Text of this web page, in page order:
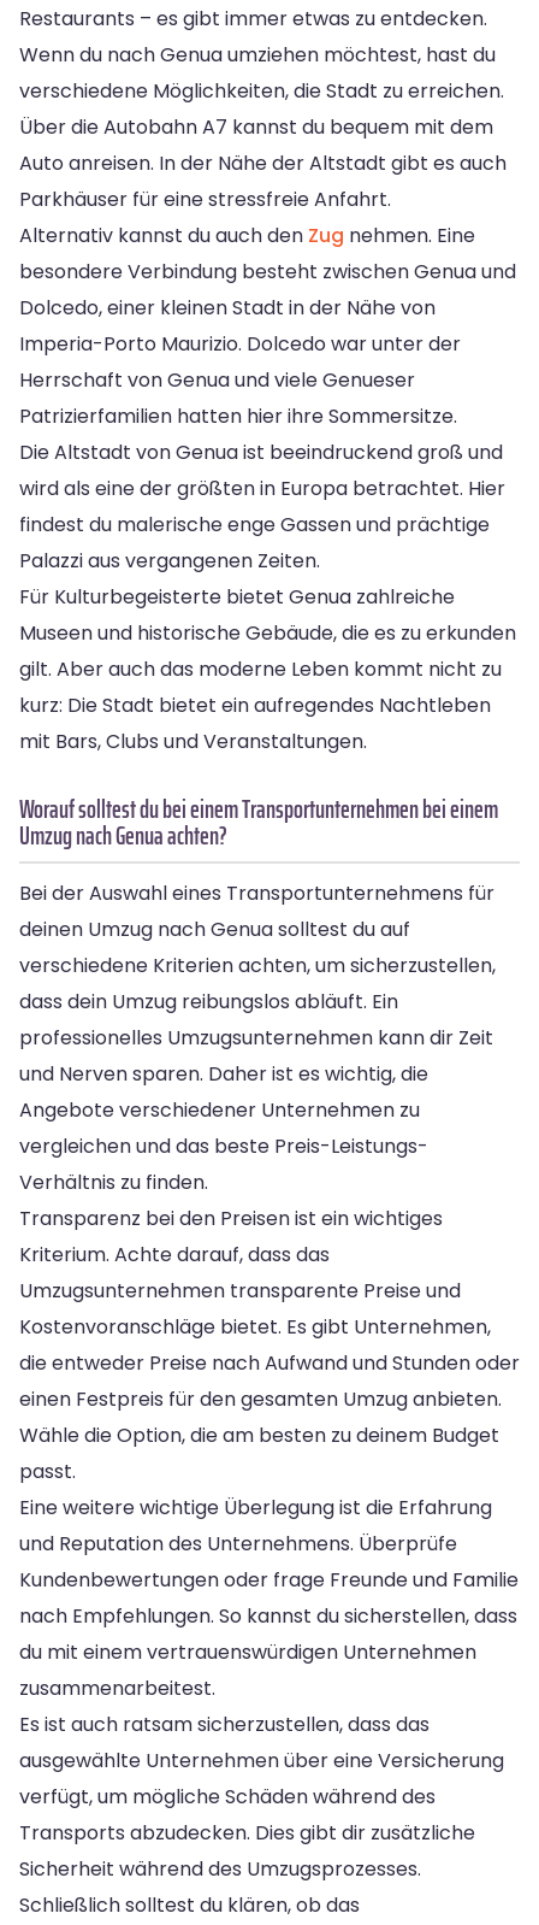
Restaurants – es gibt immer etwas zu entdecken.
Wenn du nach Genua umziehen möchtest, hast du
verschiedene Möglichkeiten, die Stadt zu erreichen.
Über die Autobahn A7 kannst du bequem mit dem
Auto anreisen. In der Nähe der Altstadt gibt es auch
Parkhäuser für eine stressfreie Anfahrt.
Alternativ kannst du auch den Zug nehmen. Eine
besondere Verbindung besteht zwischen Genua und
Dolcedo, einer kleinen Stadt in der Nähe von
Imperia-Porto Maurizio. Dolcedo war unter der
Herrschaft von Genua und viele Genueser
Patrizierfamilien hatten hier ihre Sommersitze.
Die Altstadt von Genua ist beeindruckend groß und
wird als eine der größten in Europa betrachtet. Hier
findest du malerische enge Gassen und prächtige
Palazzi aus vergangenen Zeiten.
Für Kulturbegeisterte bietet Genua zahlreiche
Museen und historische Gebäude, die es zu erkunden
gilt. Aber auch das moderne Leben kommt nicht zu
kurz: Die Stadt bietet ein aufregendes Nachtleben
mit Bars, Clubs und Veranstaltungen.
Worauf solltest du bei einem Transportunternehmen bei einem
Umzug nach Genua achten?
Bei der Auswahl eines Transportunternehmens für
deinen Umzug nach Genua solltest du auf
verschiedene Kriterien achten, um sicherzustellen,
dass dein Umzug reibungslos abläuft. Ein
professionelles Umzugsunternehmen kann dir Zeit
und Nerven sparen. Daher ist es wichtig, die
Angebote verschiedener Unternehmen zu
vergleichen und das beste Preis-Leistungs-
Verhältnis zu finden.
Transparenz bei den Preisen ist ein wichtiges
Kriterium. Achte darauf, dass das
Umzugsunternehmen transparente Preise und
Kostenvoranschläge bietet. Es gibt Unternehmen,
die entweder Preise nach Aufwand und Stunden oder
einen Festpreis für den gesamten Umzug anbieten.
Wähle die Option, die am besten zu deinem Budget
passt.
Eine weitere wichtige Überlegung ist die Erfahrung
und Reputation des Unternehmens. Überprüfe
Kundenbewertungen oder frage Freunde und Familie
nach Empfehlungen. So kannst du sicherstellen, dass
du mit einem vertrauenswürdigen Unternehmen
zusammenarbeitest.
Es ist auch ratsam sicherzustellen, dass das
ausgewählte Unternehmen über eine Versicherung
verfügt, um mögliche Schäden während des
Transports abzudecken. Dies gibt dir zusätzliche
Sicherheit während des Umzugsprozesses.
Schließlich solltest du klären, ob das